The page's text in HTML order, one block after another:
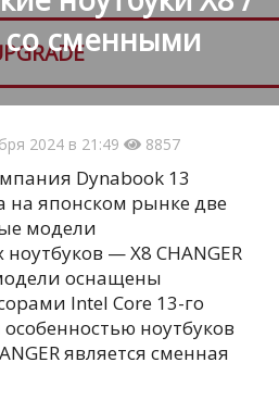
со сменными
2024 в 21:49 8857
Dynabook 13
на японском рынке две
модели
— X8 CHANGER
оснащены
Intel Core 13-го
ноутбуков
является сменная